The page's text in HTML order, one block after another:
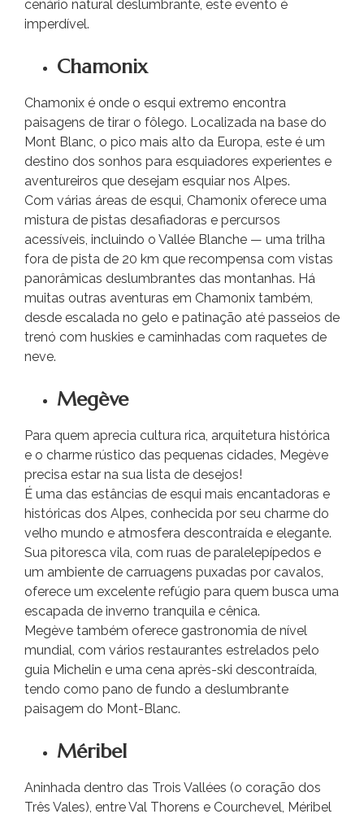
cenário natural deslumbrante, este evento é
imperdível.
Chamonix
Chamonix é onde o esqui extremo encontra
paisagens de tirar o fôlego. Localizada na base do
Mont Blanc, o pico mais alto da Europa, este é um
destino dos sonhos para esquiadores experientes e
aventureiros que desejam esquiar nos Alpes.
Com várias áreas de esqui, Chamonix oferece uma
mistura de pistas desafiadoras e percursos
acessíveis, incluindo o Vallée Blanche — uma trilha
fora de pista de 20 km que recompensa com vistas
panorâmicas deslumbrantes das montanhas. Há
muitas outras aventuras em Chamonix também,
desde escalada no gelo e patinação até passeios de
trenó com huskies e caminhadas com raquetes de
neve.
Megève
Para quem aprecia cultura rica, arquitetura histórica
e o charme rústico das pequenas cidades, Megève
precisa estar na sua lista de desejos!
É uma das estâncias de esqui mais encantadoras e
históricas dos Alpes, conhecida por seu charme do
velho mundo e atmosfera descontraída e elegante.
Sua pitoresca vila, com ruas de paralelepípedos e
um ambiente de carruagens puxadas por cavalos,
oferece um excelente refúgio para quem busca uma
escapada de inverno tranquila e cênica.
Megève também oferece gastronomia de nível
mundial, com vários restaurantes estrelados pelo
guia Michelin e uma cena après-ski descontraída,
tendo como pano de fundo a deslumbrante
paisagem do Mont-Blanc.
Méribel
Aninhada dentro das Trois Vallées (o coração dos
Três Vales), entre Val Thorens e Courchevel, Méribel